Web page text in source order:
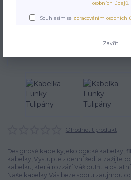
Kabelka Funky
Ohodnotit produkt
Designové kabelky, ekologické kabelky,
kabelky, Vystupte z denní šedi a zažijte
kabelku, která rozzáří Váš outfit a
Naše kabelky Vás beze sporu zaujmou
osobních údajů.
Souhlasím se zpracováním osobních
Zavřít